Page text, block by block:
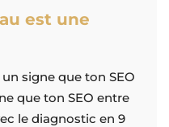
est une
un signe que ton SEO
que ton SEO entre
le diagnostic en 9